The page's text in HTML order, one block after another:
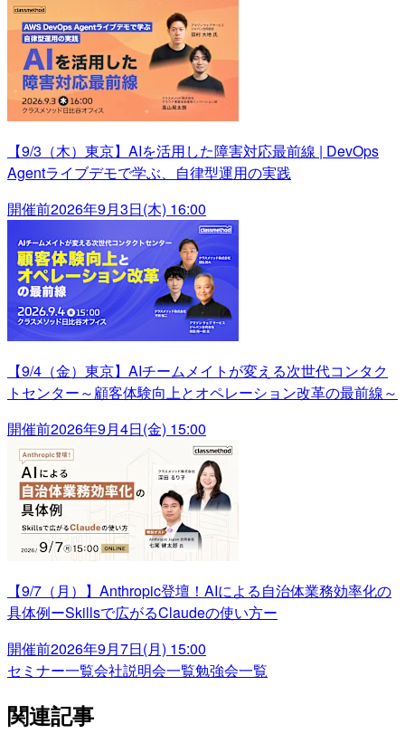
【9/3（木）東京】AIを活用した障害対応最前線 | DevOps
Agentライブデモで学ぶ、自律型運用の実践
開催前2026年9月3日(木) 16:00
【9/4（金）東京】AIチームメイトが変える次世代コンタク
トセンター～顧客体験向上とオペレーション改革の最前線～
開催前2026年9月4日(金) 15:00
【9/7（月）】Anthropic登壇！AIによる自治体業務効率化の
具体例ーSkillsで広がるClaudeの使い方ー
開催前2026年9月7日(月) 15:00
セミナー一覧会社説明会一覧勉強会一覧
関連記事